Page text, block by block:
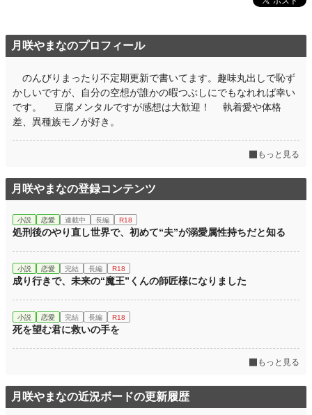
月咲やまなのプロフィール
のんびりまったり不定期更新で書いてます。趣味丸出しで恥ず
かしいですが、自分の空想が誰かの暇つぶしにでもなれれば幸い
です。 豆腐メンタルですが感想は大歓迎！ 執着愛や体格
差、異種族モノが好き。
もっと見る
月咲やまなの登録コンテンツ
小説 恋愛 連載中 長編 R18
処刑後のやり直し世界で、初めて“夫”が溺愛属性持ちだと知る
小説 恋愛 完結 長編 R18
成り行きで、未来の“魔王”くんの師匠様になりました
小説 恋愛 完結 長編 R18
死を望む君に救いの手を
もっと見る
月咲やまなの近況ボードの更新履歴